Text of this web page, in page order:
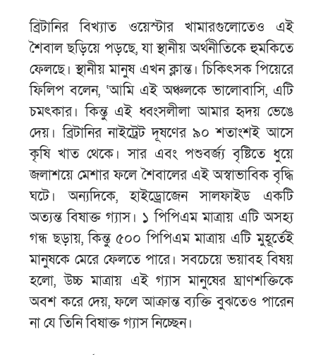
ব্রিটানির বিখ্যাত ওয়েস্টার খামারগুলোতেও এই
শৈবাল ছড়িয়ে পড়ছে, যা স্থানীয় অর্থনীতিকে হুমকিতে
ফেলছে। স্থানীয় মানুষ এখন ক্লান্ত। চিকিৎসক পিয়েরে
ফিলিপ বলেন, ‘আমি এই অঞ্চলকে ভালোবাসি, এটি
চমৎকার। কিন্তু এই ধ্বংসলীলা আমার হৃদয় ভেঙে
দেয়। ব্রিটানির নাইট্রেট দূষণের ৯০ শতাংশই আসে
কৃষি খাত থেকে। সার এবং পশুবর্জ্য বৃষ্টিতে ধুয়ে
জলাশয়ে মেশার ফলে শৈবালের এই অস্বাভাবিক বৃদ্ধি
ঘটে। অন্যদিকে, হাইড্রোজেন সালফাইড একটি
অত্যন্ত বিষাক্ত গ্যাস। ১ পিপিএম মাত্রায় এটি অসহ্য
গন্ধ ছড়ায়, কিন্তু ৫০০ পিপিএম মাত্রায় এটি মুহূর্তেই
মানুষকে মেরে ফেলতে পারে। সবচেয়ে ভয়াবহ বিষয়
হলো, উচ্চ মাত্রায় এই গ্যাস মানুষের ঘ্রাণশক্তিকে
অবশ করে দেয়, ফলে আক্রান্ত ব্যক্তি বুঝতেও পারেন
না যে তিনি বিষাক্ত গ্যাস নিচ্ছেন।